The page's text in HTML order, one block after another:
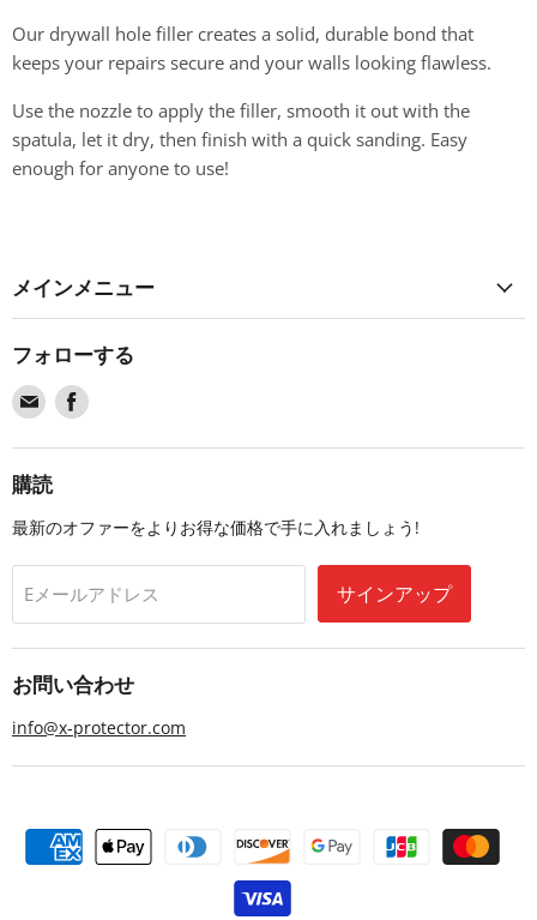
Our drywall hole filler creates a solid, durable bond that
keeps your repairs secure and your walls looking flawless.
Use the nozzle to apply the filler, smooth it out with the
spatula, let it dry, then finish with a quick sanding. Easy
enough for anyone to use!
メインメニュー
フォローする
Find
us
on
Email
Find
on
購読
最新のオファーをよりお得な価格で手に入れましょう!
Eメールアドレス サインアップ
お問い合わせ
info@x-protector.com